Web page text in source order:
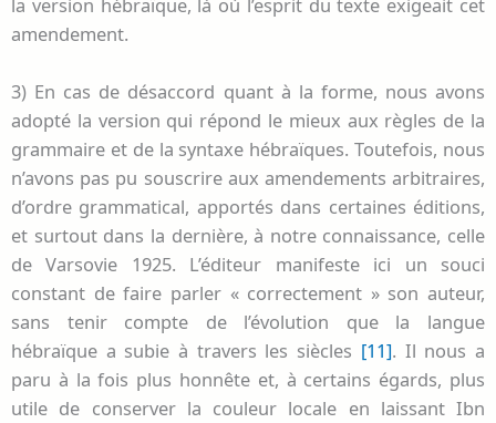
la version hébraïque, là où l’esprit du texte exigeait cet
amendement.
3) En cas de désaccord quant à la forme, nous avons
adopté la version qui répond le mieux aux règles de la
grammaire et de la syntaxe hébraïques. Toutefois, nous
n’avons pas pu souscrire aux amendements arbitraires,
d’ordre grammatical, apportés dans certaines éditions,
et surtout dans la dernière, à notre connaissance, celle
de Varsovie 1925. L’éditeur manifeste ici un souci
constant de faire parler « correctement » son auteur,
sans tenir compte de l’évolution que la langue
hébraïque a subie à travers les siècles [11]. Il nous a
paru à la fois plus honnête et, à certains égards, plus
utile de conserver la couleur locale en laissant Ibn